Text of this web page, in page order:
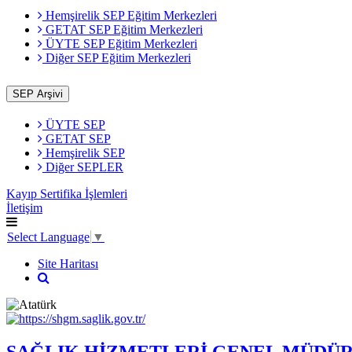
Hemşirelik SEP Eğitim Merkezleri
GETAT SEP Eğitim Merkezleri
ÜYTE SEP Eğitim Merkezleri
Diğer SEP Eğitim Merkezleri
SEP Arşivi
ÜYTE SEP
GETAT SEP
Hemşirelik SEP
Diğer SEPLER
Kayıp Sertifika İşlemleri
İletişim
Select Language ▼
Site Haritası